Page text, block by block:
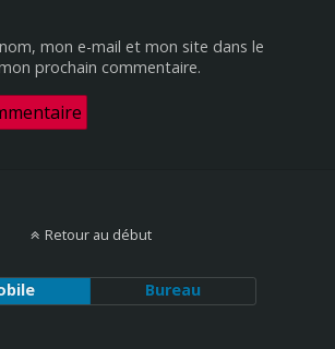
mon e-mail et mon site dans le
prochain commentaire.
Retour au début
Bureau